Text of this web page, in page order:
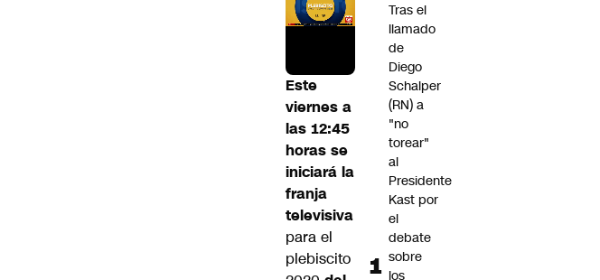
Este
viernes a
las 12:45
horas se
iniciará la
franja
televisiva
para el
plebiscito
Tras el
llamado
de
Diego
Schalper
(RN) a
"no
torear"
al
Presidente
Kast por
el
debate
sobre
los